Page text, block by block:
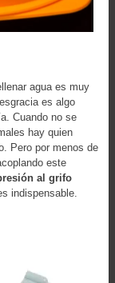
agua es muy
es algo
Cuando no se
hay quien
Pero por menos de
este
al grifo
indispensable.